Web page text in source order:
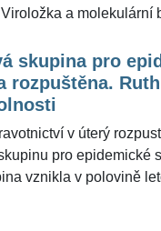
a molekulární
ní setká každý.
kteří nemoc covid-19
"Zda a kdy se růst
že nevíme jaká je
pro ŽivotvČesku.cz
skupiny
skupina pro
rozpuštěna.
v úterý
pro epidemické
vznikla v polovině